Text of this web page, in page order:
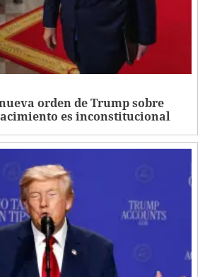
orden de Trump sobre
es inconstitucional